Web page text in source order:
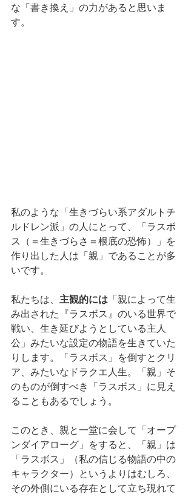
な「書き換え」の力があると思いま
す。
私のような「生きづらい系アダルトチ
ルドレン派」の人にとって、「ラスボ
ス（＝生きづらさ＝根底の恐怖）」を
作り出した人は「親」であることが多
いです。
私たちは、 主観的には 「親によって生
み出された『ラスボス』のいる世界で
戦い、生き延びようとしている主人
公」みたいな設定の物語を生きていた
りします。「ラスボス」を倒すとクリ
ア、みたいなドラクエ人生。「親」そ
のものが倒すべき「ラスボス」に見え
ることもあるでしょう。
このとき、親と一堂に会して「オープ
ンダイアローグ」をすると、「親」は
「ラスボス」（私の信じる物語の中の
キャラクター）というよりはむしろ、
その外側にいる存在として立ち現れて